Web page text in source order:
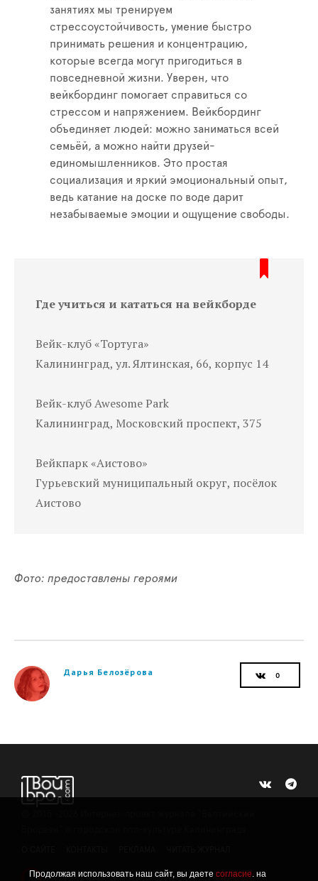
Продолжая использовать наш сайт, вы даете согласие. на
занятиях мы тренируем
стрессоустойчивость, умение быстро
принимать решения и концентрацию,
которые всегда могут пригодиться в
повседневной жизни. Уверен, что
вейкбординг помогает справиться со
стрессом и напряжением. Вейкбординг
объединяет людей: можно заниматься всей
семьёй, а можно найти друзей-
единомышленников. Это простая
социализация и яркий эмоциональный опыт,
ведь катание на доске по воде дарит
незабываемые эмоции и ощущение свободы.
Где учиться и кататься на вейкборде
Вейк-клуб «Тортуга»
Калининград, ул. Ялтинская, 66, корпус 14
Вейк-клуб Awesome Park
Калининград, Московский проспект, 375
Вейкпарк «Аистово»
Гурьевский муниципальный округ, посёлок
Аистово
Фото: предоставлены героями
Дарья Белозёрова
! Политика конфиденциальности